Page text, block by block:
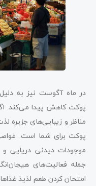
در ماه آگوست نیز به
پوکت کاهش پیدا می‌کند.
مناظر و زیبایی‌های جزیره
پوکت برای شما است.
موجودات دیدنی دریایی و
جمله فعالیت‌های
امتحان کردن طعم لذیذ